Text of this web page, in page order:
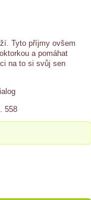
Tyto příjmy ovšem
a pomáhat
na to si svůj sen
558